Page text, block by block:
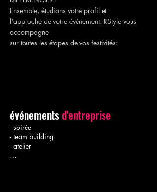
Ensemble, étudions votre profil et
l'approche de votre événement. RStyle vous
accompagne
sur toutes les étapes de vos festivités:
événementsd'entreprise
- soirée
- team building
- atelier
…